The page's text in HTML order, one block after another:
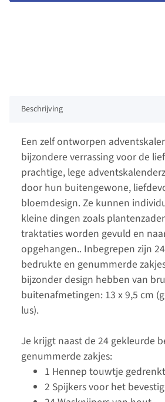
Beschrijving
Een zelf ontworpen
bijzondere verrassing voor de
prachtige, lege
door hun buitengewone,
bloemdesign. Ze kunnen
kleine dingen zoals
traktaties worden gevuld en
opgehangen.. Inbegrepen zijn
bedrukte en genummerde
bijzonder design hebben van
buitenafmetingen: 13 x 9,5 cm
lus).
Je krijgt naast de 24 gekleurde
genummerde zakjes:
1 Hennep touwtje
2 Spijkers voor het